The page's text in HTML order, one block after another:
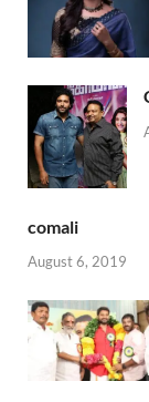
comali
August 6, 2019